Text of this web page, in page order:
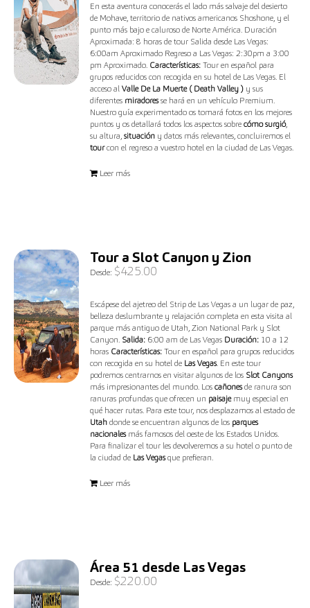
En esta aventura conocerás el lado más salvaje del desierto
de Mohave, territorio de nativos americanos Shoshone, y el
punto más bajo e caluroso de Norte América. Duración
Aproximada: 8 horas de tour Salida desde Las Vegas:
6:00am Aproximado Regreso a Las Vegas: 2:30pm a 3:00
pm Aproximado. Características: Tour en español para
grupos reducidos con recogida en su hotel de Las Vegas. El
acceso alValle De La Muerte ( Death Valley ) y sus
diferentes miradoresse hará en un vehículo Premium.
Nuestro guía experimentado os tomará fotos en los mejores
puntos y os detallará todos los aspectos sobrecómo surgió,
su altura,situación y datos más relevantes, concluiremos el
tourcon el regreso a vuestro hotel en la ciudad de Las Vegas.
Leer más
Tour a Slot Canyon y Zion
Desde: $425.00
Escápese del ajetreo del Strip de Las Vegas a un lugar de paz,
belleza deslumbrante y relajación completa en esta visita al
parque más antiguo de Utah, Zion National Park y Slot
Canyon. Salida: 6:00 am de Las Vegas Duración: 10 a 12
horas Características:Tour en español para grupos reducidos
con recogida en su hotel de Las Vegas. En este tour
podremos centrarnos en visitar algunos de los Slot Canyons
más impresionantes del mundo. Loscañonesde ranura son
ranuras profundas que ofrecen un paisajemuy especial en
qué hacer rutas. Para este tour, nos desplazamos al estado de
Utah donde se encuentran algunos de los parques
nacionalesmás famosos del oeste de los Estados Unidos.
Para finalizar el tour les devolveremos a su hotel o punto de
la ciudad de Las Vegasque prefieran.
Leer más
Área 51 desde Las Vegas
Desde: $220.00